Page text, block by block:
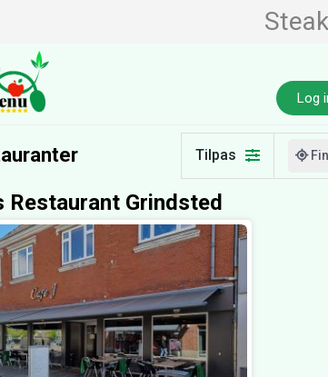
Log
Tilpas
Restaurant Grindsted